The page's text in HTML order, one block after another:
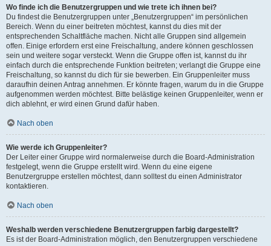
Wo finde ich die Benutzergruppen und wie trete ich ihnen bei?
Du findest die Benutzergruppen unter „Benutzergruppen“ im persönlichen
Bereich. Wenn du einer beitreten möchtest, kannst du dies mit der
entsprechenden Schaltfläche machen. Nicht alle Gruppen sind allgemein
offen. Einige erfordern erst eine Freischaltung, andere können geschlossen
sein und weitere sogar versteckt. Wenn die Gruppe offen ist, kannst du ihr
einfach durch die entsprechende Funktion beitreten; verlangt die Gruppe eine
Freischaltung, so kannst du dich für sie bewerben. Ein Gruppenleiter muss
daraufhin deinen Antrag annehmen. Er könnte fragen, warum du in die Gruppe
aufgenommen werden möchtest. Bitte belästige keinen Gruppenleiter, wenn er
dich ablehnt, er wird einen Grund dafür haben.
Nach oben
Wie werde ich Gruppenleiter?
Der Leiter einer Gruppe wird normalerweise durch die Board-Administration
festgelegt, wenn die Gruppe erstellt wird. Wenn du eine eigene
Benutzergruppe erstellen möchtest, dann solltest du einen Administrator
kontaktieren.
Nach oben
Weshalb werden verschiedene Benutzergruppen farbig dargestellt?
Es ist der Board-Administration möglich, den Benutzergruppen verschiedene